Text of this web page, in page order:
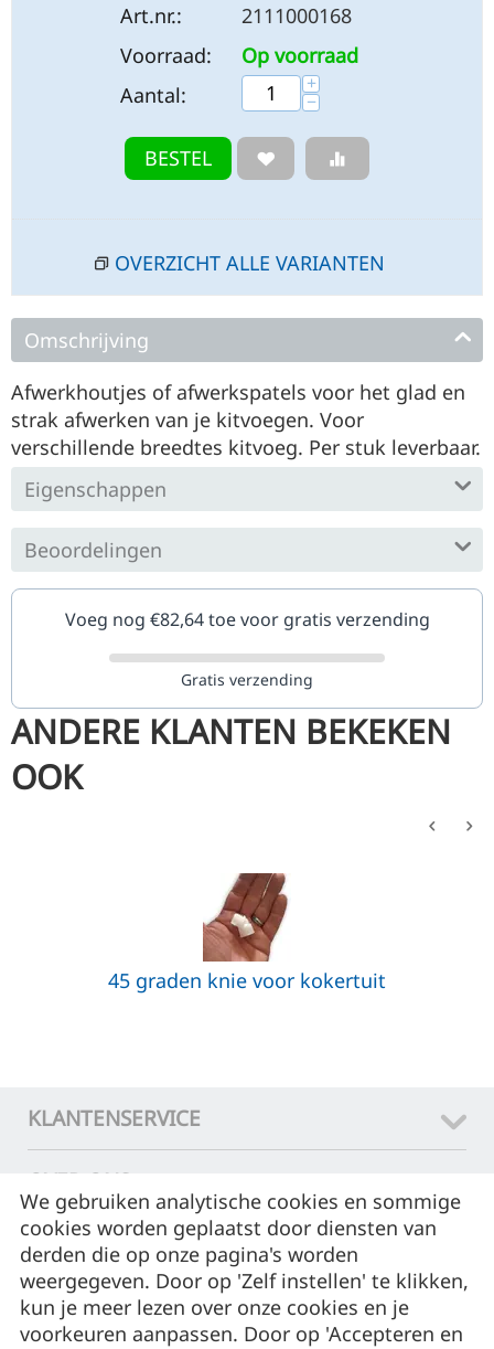
Art.nr.:
2111000168
Voorraad:
Op voorraad
Aantal:
+
−
BESTEL
OVERZICHT ALLE VARIANTEN
Omschrijving
Afwerkhoutjes of afwerkspatels voor het glad en
strak afwerken van je kitvoegen. Voor
verschillende breedtes kitvoeg. Per stuk leverbaar.
Eigenschappen
Beoordelingen
Voeg nog €82,64toe voor gratis verzending
Gratis verzending
ANDERE KLANTEN BEKEKEN
OOK
45 graden knie voor kokertuit
KLANTENSERVICE
OVER ONS
CONTACT
ASSORTIMENT
We gebruiken analytische cookies en sommige
cookies worden geplaatst door diensten van
derden die op onze pagina's worden
weergegeven. Door op 'Zelf instellen' te klikken,
kun je meer lezen over onze cookies en je
voorkeuren aanpassen. Door op 'Accepteren en